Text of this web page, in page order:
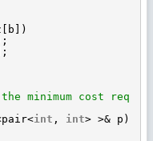
minimum cost req
int , int> >& p)